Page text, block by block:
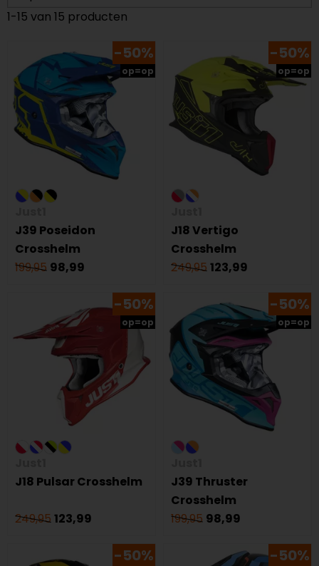
1-15 van 15 producten
-50%
op=op
J39 Poseidon
Crosshelm
199,95 98,99
-50%
op=op
J18 Vertigo
Crosshelm
249,95123,99
-50%
op=op
J18 Pulsar Crosshelm
249,95123,99
-50%
op=op
J39 Thruster
Crosshelm
199,95 98,99
-50% -50%